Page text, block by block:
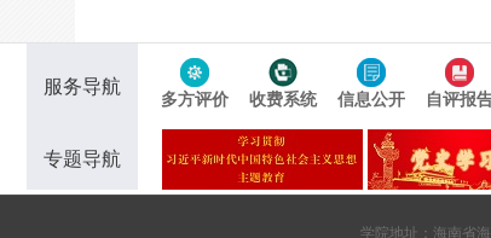
服务导航
多方评价 收费系统 信息公开 自评报
专题导航
学院地址：海南省海